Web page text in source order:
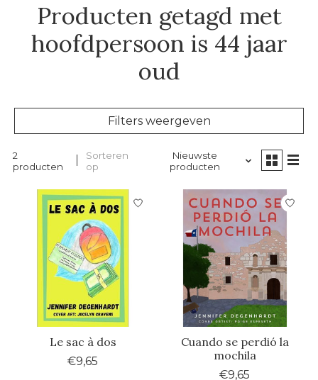
Producten getagd met
hoofdpersoon is 44 jaar
oud
Filters weergeven
2
producten
Sorteren
op
Nieuwste
producten
Le sac à dos
€9,65
Cuando se perdió la
mochila
€9,65